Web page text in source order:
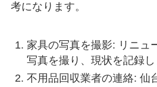
考になります。
家具の写真を撮影: リニュ
写真を撮り、現状を記録し
不用品回収業者の連絡: 仙